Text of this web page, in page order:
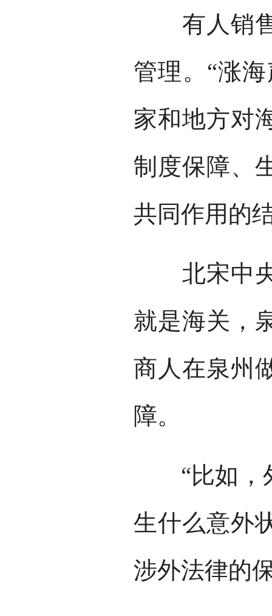
有人销售
管理。“涨
家和地方对
制度保障、
共同作用的
北宋中央
就是海关，
商人在泉州
障。
“比如，外
生什么意外
涉外法律的